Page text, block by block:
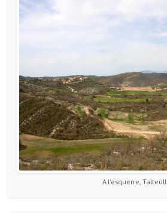
A l'esquerre, Talteüll